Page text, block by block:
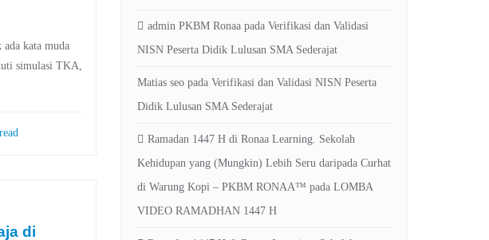
kata muda
simulasi TKA,
di
admin PKBM Ronaa pada Verifikasi dan Validasi
NISN Peserta Didik Lulusan SMA Sederajat
Matias seo pada Verifikasi dan Validasi NISN Peserta
Didik Lulusan SMA Sederajat
Ramadan 1447 H di Ronaa Learning. Sekolah
Kehidupan yang (Mungkin) Lebih Seru daripada Curhat
di Warung Kopi – PKBM RONAA™ pada LOMBA
VIDEO RAMADHAN 1447 H